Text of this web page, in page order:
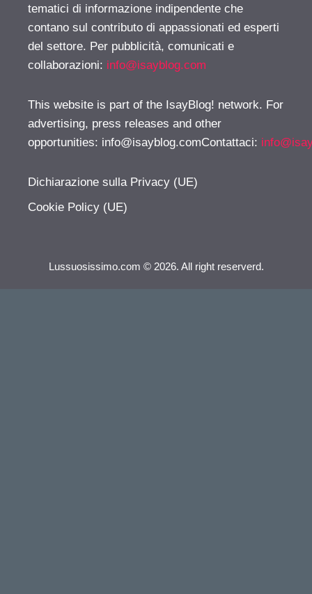
tematici di informazione indipendente che
contano sul contributo di appassionati ed esperti
del settore. Per pubblicità, comunicati e
collaborazioni: info@isayblog.com
This website is part of the IsayBlog! network. For
advertising, press releases and other
opportunities: info@isayblog.comContattaci:
Dichiarazione sulla Privacy (UE)
Cookie Policy (UE)
Lussuosissimo.com © 2026. All right reserverd.